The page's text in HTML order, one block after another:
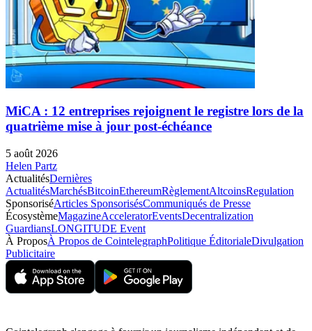
MiCA : 12 entreprises rejoignent le registre lors de la
quatrième mise à jour post-échéance
5 août 2026
Helen Partz
ActualitésDernières
ActualitésMarchésBitcoinEthereumRèglementAltcoinsRegulation
SponsoriséArticles SponsorisésCommuniqués de Presse
ÉcosystèmeMagazineAcceleratorEventsDecentralization
GuardiansLONGITUDE Event
À ProposÀ Propos de CointelegraphPolitique ÉditorialeDivulgation
Publicitaire